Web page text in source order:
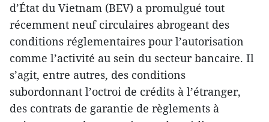
d’État du Vietnam (BEV) a promulgué tout
récemment neuf circulaires abrogeant des
conditions réglementaires pour l’autorisation
comme l’activité au sein du secteur bancaire. Il
s’agit, entre autres, des conditions
subordonnant l’octroi de crédits à l’étranger,
des contrats de garantie de règlements à